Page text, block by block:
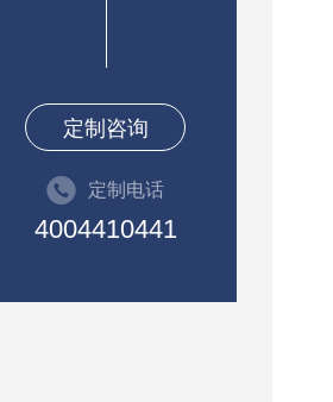
定制咨询
定制电话
4004410441